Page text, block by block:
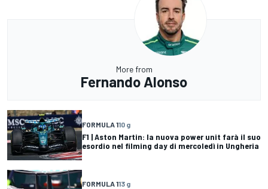
More from
Fernando Alonso
FORMULA 110 g
F1 | Aston Martin: la nuova power unit farà il suo
esordio nel filming day di mercoledì in Ungheria
FORMULA 113 g